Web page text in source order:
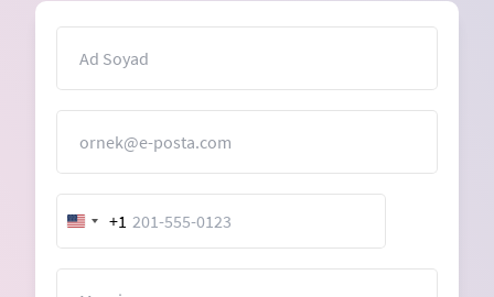
United
States
+1